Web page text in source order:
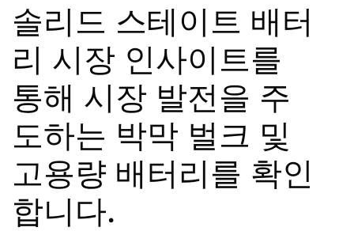
솔리드 스테이트 배터
리 시장 인사이트를
통해 시장 발전을 주
도하는 박막 벌크 및
고용량 배터리를 확인
합니다.